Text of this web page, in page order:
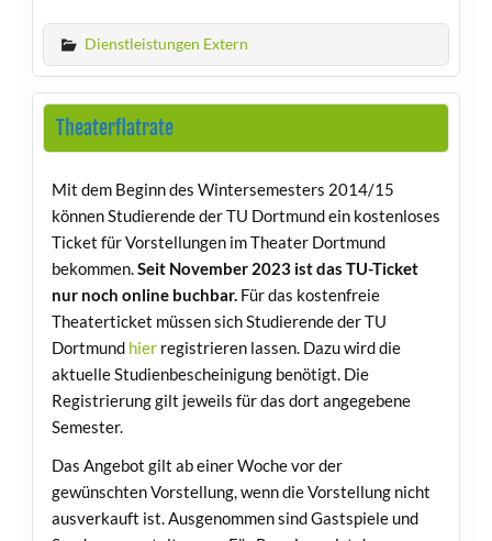
Dienstleistungen Extern
Theaterflatrate
Mit dem Beginn des Wintersemesters 2014/15
können Studierende der TU Dortmund ein kostenloses
Ticket für Vorstellungen im Theater Dortmund
bekommen.Seit November 2023 ist das TU-Ticket
nur noch online buchbar.Für das kostenfreie
Theaterticket müssen sich Studierende der TU
Dortmund hierregistrieren lassen. Dazu wird die
aktuelle Studienbescheinigung benötigt. Die
Registrierung gilt jeweils für das dort angegebene
Semester.
Das Angebot gilt ab einer Woche vor der
gewünschten Vorstellung, wenn die Vorstellung nicht
ausverkauft ist. Ausgenommen sind Gastspiele und